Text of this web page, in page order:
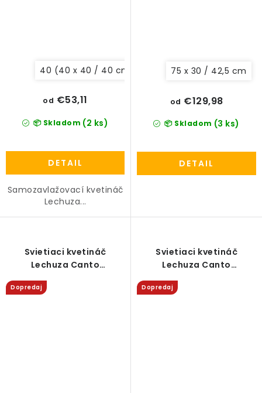
40 (40 x 40 / 40 cm) 30 (30 x 30 / 30 cm)
📦 Skladom (2 ks)
od €53,11
DETAIL
Samozavlažovací kvetináč
Lechuza...
75 x 30 / 42,5 cm
📦 Skladom (3 ks)
od €129,98
DETAIL
Svietiaci kvetináč
Lechuza Canto
LED all-in-one set
Dopredaj
Svietiaci kvetináč
Lechuza Canto
LED all-in-one set
Dopredaj